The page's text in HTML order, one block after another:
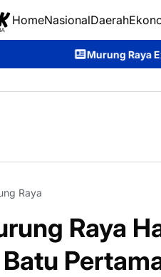
HomeNasionalDaerah
Raya Expo 2026 Dibuka,
Raya
Raya